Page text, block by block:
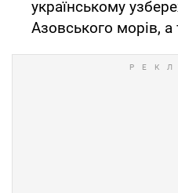
українському
Азовського морів,